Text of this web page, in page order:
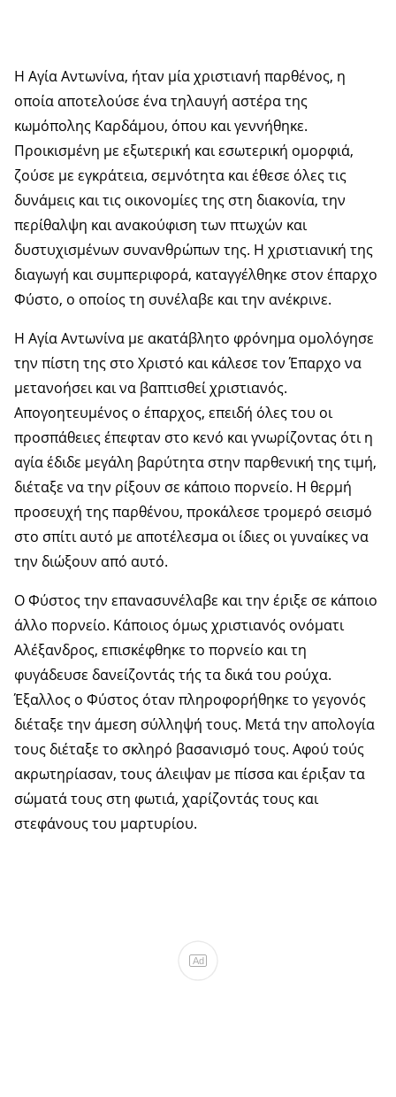
Η Αγία Αντωνίνα, ήταν μία χριστιανή παρθένος, η
οποία αποτελούσε ένα τηλαυγή αστέρα της
κωμόπολης Καρδάμου, όπου και γεννήθηκε.
Προικισμένη με εξωτερική και εσωτερική ομορφιά,
ζούσε με εγκράτεια, σεμνότητα και έθεσε όλες τις
δυνάμεις και τις οικονομίες της στη διακονία, την
περίθαλψη και ανακούφιση των πτωχών και
δυστυχισμένων συνανθρώπων της. Η χριστιανική της
διαγωγή και συμπεριφορά, καταγγέλθηκε στον έπαρχο
Φύστο, ο οποίος τη συνέλαβε και την ανέκρινε.
Η Αγία Αντωνίνα με ακατάβλητο φρόνημα ομολόγησε
την πίστη της στο Χριστό και κάλεσε τον Έπαρχο να
μετανοήσει και να βαπτισθεί χριστιανός.
Απογοητευμένος ο έπαρχος, επειδή όλες του οι
προσπάθειες έπεφταν στο κενό και γνωρίζοντας ότι η
αγία έδιδε μεγάλη βαρύτητα στην παρθενική της τιμή,
διέταξε να την ρίξουν σε κάποιο πορνείο. Η θερμή
προσευχή της παρθένου, προκάλεσε τρομερό σεισμό
στο σπίτι αυτό με αποτέλεσμα οι ίδιες οι γυναίκες να
την διώξουν από αυτό.
Ο Φύστος την επανασυνέλαβε και την έριξε σε κάποιο
άλλο πορνείο. Κάποιος όμως χριστιανός ονόματι
Αλέξανδρος, επισκέφθηκε το πορνείο και τη
φυγάδευσε δανείζοντάς τής τα δικά του ρούχα.
Έξαλλος ο Φύστος όταν πληροφορήθηκε το γεγονός
διέταξε την άμεση σύλληψή τους. Μετά την απολογία
τους διέταξε το σκληρό βασανισμό τους. Αφού τούς
ακρωτηρίασαν, τους άλειψαν με πίσσα και έριξαν τα
σώματά τους στη φωτιά, χαρίζοντάς τους και
στεφάνους του μαρτυρίου.
Ad